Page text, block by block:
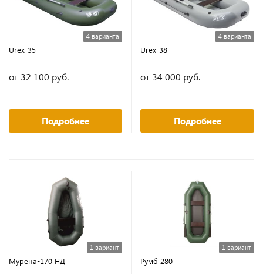
4 варианта
Urex-35
от 32 100 руб.
Подробнее
4 варианта
Urex-38
от 34 000 руб.
Подробнее
1 вариант
Мурена-170 НД
1 вариант
Румб 280